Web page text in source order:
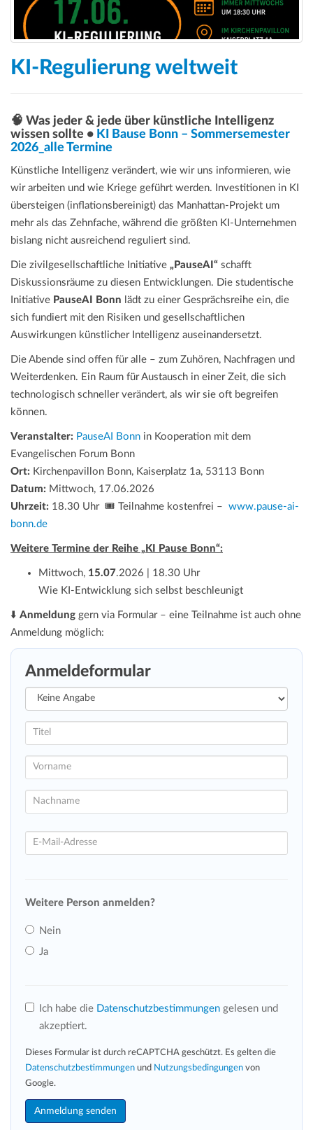
KI-Regulierung weltweit
🧠 Was jeder & jede über künstliche Intelligenz
wissen sollte • KI Bause Bonn – Sommersemester
2026_alle Termine
Künstliche Intelligenz verändert, wie wir uns informieren, wie
wir arbeiten und wie Kriege geführt werden. Investitionen in KI
übersteigen (inflationsbereinigt) das Manhattan-Projekt um
mehr als das Zehnfache, während die größten KI-Unternehmen
bislang nicht ausreichend reguliert sind.
Die zivilgesellschaftliche Initiative „PauseAI“ schafft
Diskussionsräume zu diesen Entwicklungen. Die studentische
Initiative PauseAI Bonn lädt zu einer Gesprächsreihe ein, die
sich fundiert mit den Risiken und gesellschaftlichen
Auswirkungen künstlicher Intelligenz auseinandersetzt.
Die Abende sind offen für alle – zum Zuhören, Nachfragen und
Weiterdenken. Ein Raum für Austausch in einer Zeit, die sich
technologisch schneller verändert, als wir sie oft begreifen
können.
Veranstalter: PauseAI Bonn in Kooperation mit dem
Evangelischen Forum Bonn
Ort: Kirchenpavillon Bonn, Kaiserplatz 1a, 53113 Bonn
Datum: Mittwoch, 17.06.2026
Uhrzeit: 18.30 Uhr 🎟️ Teilnahme kostenfrei – www.pause-ai-
bonn.de
Weitere Termine der Reihe „KI Pause Bonn“:
Mittwoch, 15.07.2026 | 18.30 Uhr
Wie KI-Entwicklung sich selbst beschleunigt
⬇️ Anmeldung gern via Formular – eine Teilnahme ist auch ohne
Anmeldung möglich:
Anmeldeformular
Weitere Person anmelden?
Nein
Ja
Ich habe die Datenschutzbestimmungen gelesen und
akzeptiert.
Dieses Formular ist durch reCAPTCHA geschützt. Es gelten die
Datenschutzbestimmungen und Nutzungsbedingungen von
Google.